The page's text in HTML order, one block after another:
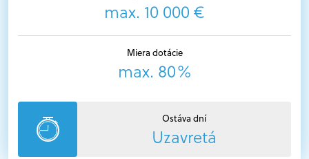
max. 10 000 €
Miera dotácie
max. 80%
Ostáva dní
Uzavretá